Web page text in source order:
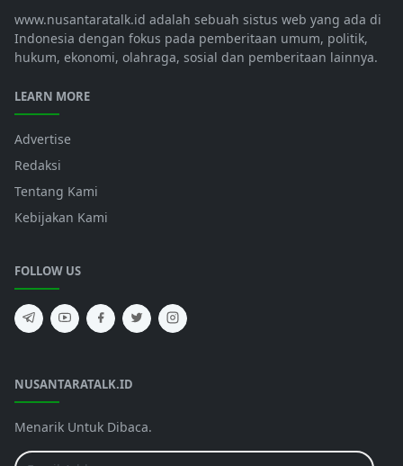
www.nusantaratalk.id adalah sebuah sistus web yang ada di
Indonesia dengan fokus pada pemberitaan umum, politik,
hukum, ekonomi, olahraga, sosial dan pemberitaan lainnya.
LEARN MORE
Advertise
Redaksi
Tentang Kami
Kebijakan Kami
FOLLOW US
NUSANTARATALK.ID
Menarik Untuk Dibaca.